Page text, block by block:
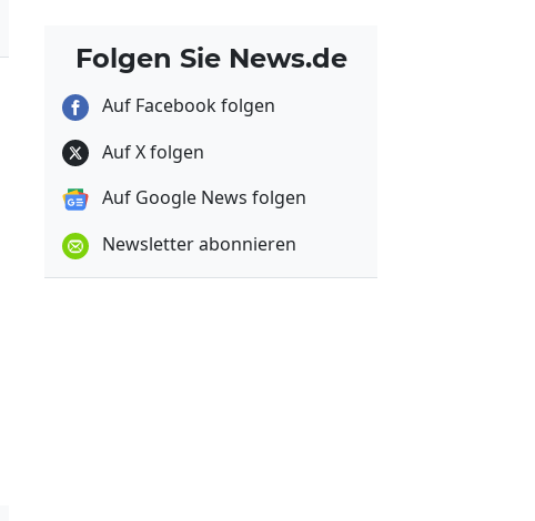
Folgen Sie News.de
Auf Facebook folgen
Auf X folgen
Auf Google News folgen
Newsletter abonnieren